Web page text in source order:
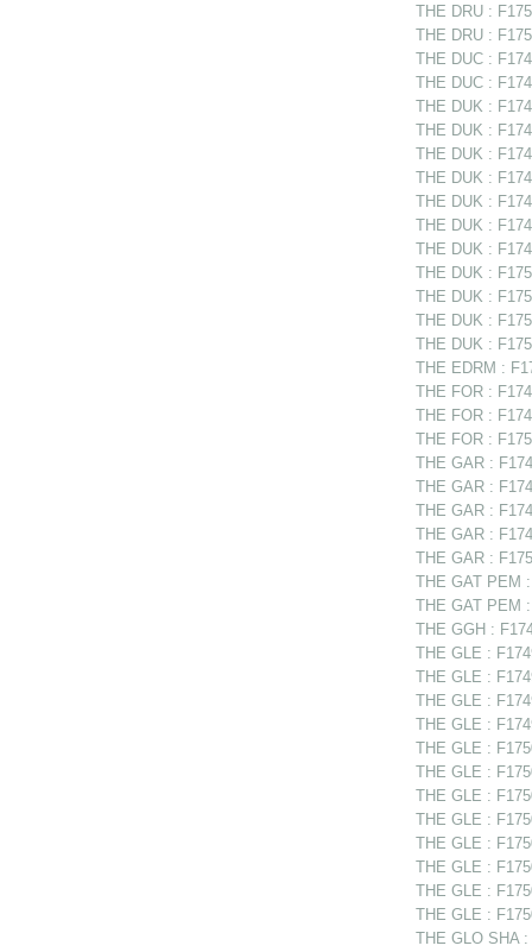
THE DRU :
THE DRU :
THE DUC :
THE DUC :
THE DUK :
THE DUK :
THE DUK :
THE DUK :
THE DUK :
THE DUK :
THE DUK :
THE DUK :
THE DUK :
THE DUK :
THE DUK :
THE EDRM :
THE FOR :
THE FOR :
THE FOR :
THE GAR :
THE GAR :
THE GAR :
THE GAR :
THE GAR :
THE GAT PEM
THE GAT PEM
THE GGH :
THE GLE :
THE GLE :
THE GLE :
THE GLE :
THE GLE :
THE GLE :
THE GLE :
THE GLE :
THE GLE :
THE GLE :
THE GLE :
THE GLE :
THE GLO SHA